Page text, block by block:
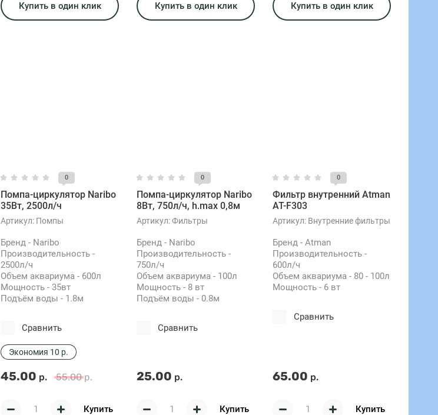
Купить в один клик Купить в один клик Купить в один клик
0
Помпа-циркулятор Naribo
35Вт, 2500л/ч
Артикул: Помпы
Бренд - Naribo
Производительность -
2500л/ч
Объем аквариума - 600л
Мощность - 35вт
Подъём воды - 1.8м
Сравнить
Экономия 10 р.
45.00 р. 55.00р.
Купить
0
Помпа-циркулятор Naribo
8Вт, 750л/ч, h.max 0,8м
Артикул:Фильтры
Бренд - Naribo
Производительность -
750л/ч
Объем аквариума - 100л
Мощность - 8 вт
Подъём воды - 0.8м
Сравнить
25.00 р.
Купить
0
Фильтр внутренний Atman
AT-F303
Артикул: Внутренние фильтры
Бренд - Atman
Производительность -
600л/ч
Объем аквариума - 80 - 100л
Мощность - 6 вт
Сравнить
65.00 р.
Купить